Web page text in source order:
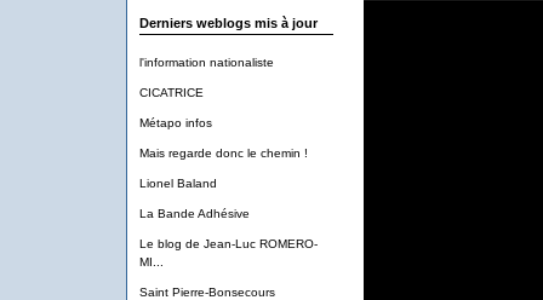
Derniers weblogs mis à jour
l'information nationaliste
CICATRICE
Métapo infos
Mais regarde donc le chemin !
Lionel Baland
La Bande Adhésive
Le blog de Jean-Luc ROMERO-
MI...
Saint Pierre-Bonsecours